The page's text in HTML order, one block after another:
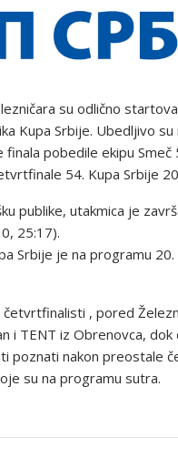
su odlično
Kupa Srbije. Ubedljivo
finala pobedile ekipu Smeč
54. Kupa Srbije
publike, utakmica je
25:17).
Srbije je na programu
četvrtfinalisti , pored
i TENT iz Obrenovca, dok
poznati nakon preostale
su na programu sutra.